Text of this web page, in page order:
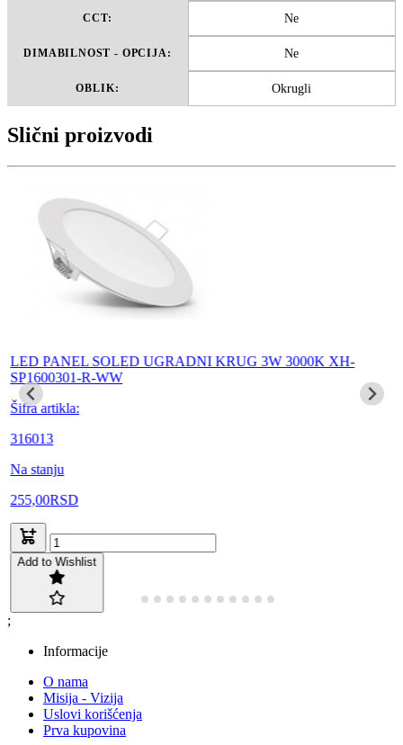
CCT: Ne
DIMABILNOST - OPCIJA: Ne
OBLIK: Okrugli
Slični proizvodi
LED PANEL SOLED UGRADNI KRUG 3W 3000K XH-
SP1600301-R-WW
Šifra artikla:
316013
Na stanju
255,00RSD
Add to Wishlist
;
Informacije
O nama
Misija - Vizija
Uslovi korišćenja
Prva kupovina